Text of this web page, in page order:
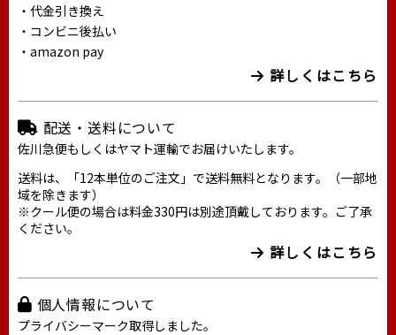
・代金引き換え
・コンビニ後払い
・amazon pay
詳しくはこちら
配送・送料について
佐川急便もしくはヤマト運輸でお届けいたします。
送料は、「12本単位のご注文」で送料無料となります。（一部地
域を除きます）
※クール便の場合は料金330円は別途頂戴しております。ご了承
ください。
詳しくはこちら
個人情報について
プライバシーマーク取得しました。